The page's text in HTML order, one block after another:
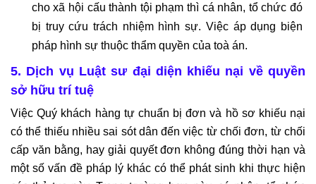
cho xã hội cấu thành tội phạm thì cá nhân, tổ chức đó
bị truy cứu trách nhiệm hình sự. Việc áp dụng biện
pháp hình sự thuộc thẩm quyền của toà án.
5. Dịch vụ Luật sư đại diện khiếu nại về quyền
sở hữu trí tuệ
Việc Quý khách hàng tự chuẩn bị đơn và hồ sơ khiếu nại
có thể thiếu nhiều sai sót dân đến việc từ chối đơn, từ chối
cấp văn bằng, hay giải quyết đơn không đúng thời hạn và
một số vấn đề pháp lý khác có thể phát sinh khi thực hiện